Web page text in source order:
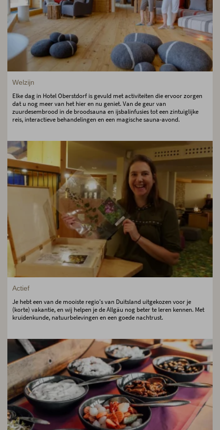
Welzijn
Elke dag in Hotel Oberstdorf is gevuld met activiteiten die ervoor zorgen
dat u nog meer van het hier en nu geniet. Van de geur van
zuurdesembrood in de broodsauna en ijsbalinfusies tot een zintuiglijke
reis, interactieve behandelingen en een magische sauna-avond.
Actief
Je hebt een van de mooiste regio's van Duitsland uitgekozen voor je
(korte) vakantie, en wij helpen je de Allgäu nog beter te leren kennen. Met
kruidenkunde, natuurbelevingen en een goede nachtrust.